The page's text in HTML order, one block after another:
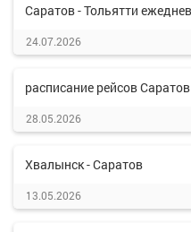
Саратов - Тольятти
24.07.2026
расписание рейсов
28.05.2026
Хвалынск - Саратов
13.05.2026